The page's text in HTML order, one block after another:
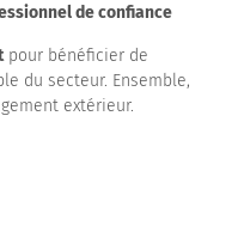
de confiance
pour bénéficier de
du secteur. Ensemble,
extérieur.